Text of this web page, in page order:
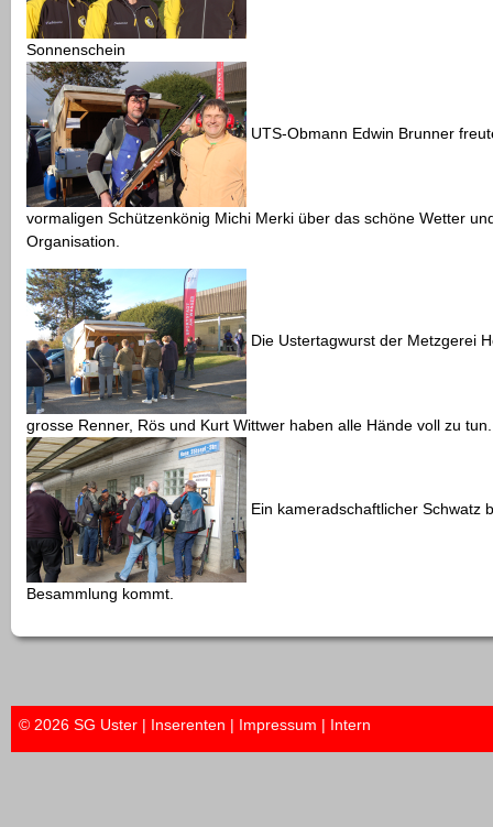
Sonnenschein
UTS-Obmann Edwin Brunner
vormaligen Schützenkönig Michi Merki über das schöne Wetter
Organisation.
Die Ustertagwurst der Metzgerei
grosse Renner, Rös und Kurt Wittwer haben alle Hände voll zu tun.
Ein kameradschaftlicher Schwatz
Besammlung kommt.
© 2026 SG Uster | Inserenten | Impressum | Intern